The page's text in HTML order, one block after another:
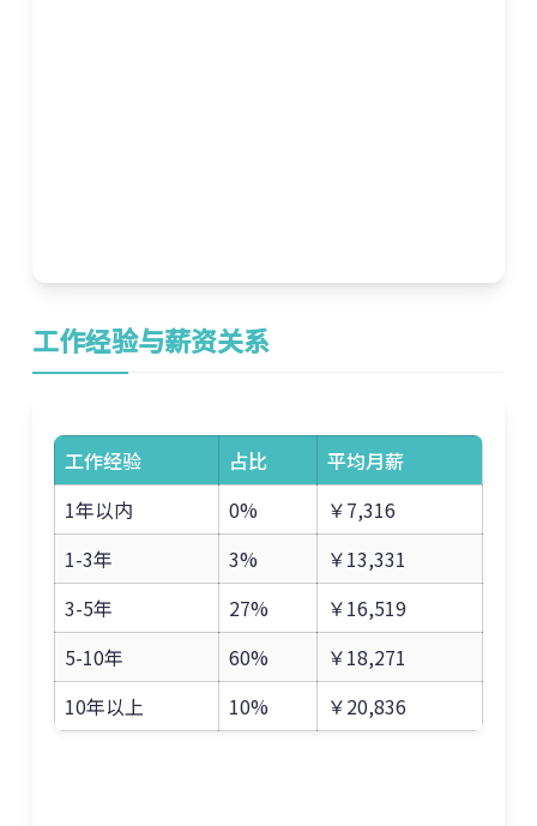
工作经验与薪资关系
工作经验 占比
平均月薪
1年以内
0%
￥7,316
1-3年
3%
￥13,331
3-5年
27%
￥16,519
5-10年
60%
￥18,271
10年以上
10% ￥20,836